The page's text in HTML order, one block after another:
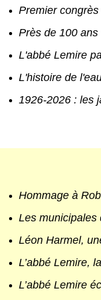
Premier
Près de 100
L'abbé Lemire
L'histoire de
1926-2026 : les
Hommage à
Les municipales
Léon Harmel,
L’abbé Lemire,
L’abbé Lemire